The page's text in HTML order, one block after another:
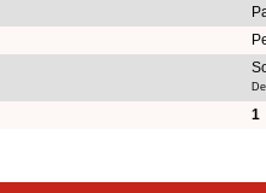
1